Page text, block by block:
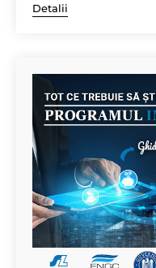
Detalii